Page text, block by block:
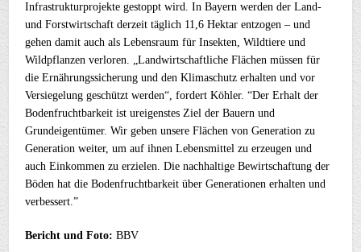
Infrastrukturprojekte gestoppt wird. In Bayern werden der Land-
und Forstwirtschaft derzeit täglich 11,6 Hektar entzogen – und
gehen damit auch als Lebensraum für Insekten, Wildtiere und
Wildpflanzen verloren. „Landwirtschaftliche Flächen müssen für
die Ernährungssicherung und den Klimaschutz erhalten und vor
Versiegelung geschützt werden“, fordert Köhler. “Der Erhalt der
Bodenfruchtbarkeit ist ureigenstes Ziel der Bauern und
Grundeigentümer. Wir geben unsere Flächen von Generation zu
Generation weiter, um auf ihnen Lebensmittel zu erzeugen und
auch Einkommen zu erzielen. Die nachhaltige Bewirtschaftung der
Böden hat die Bodenfruchtbarkeit über Generationen erhalten und
verbessert.”
Bericht und Foto: BBV